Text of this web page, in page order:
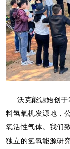
沃克能源始创于
料氢氧机发源地，
氧活性气体。 我们
独立的氢氧能源研